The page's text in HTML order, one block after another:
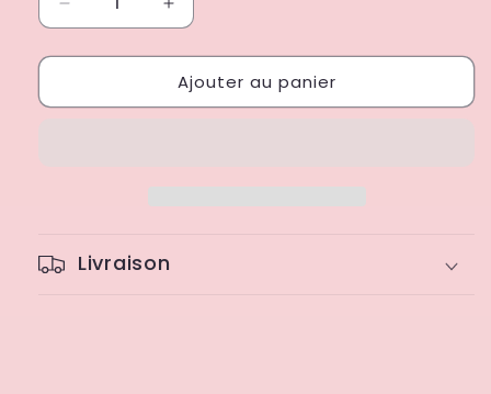
Réduire
la
quantité
Strass
Augmenter
la
quantité
de
Strass
Ajouter au panier
Livraison